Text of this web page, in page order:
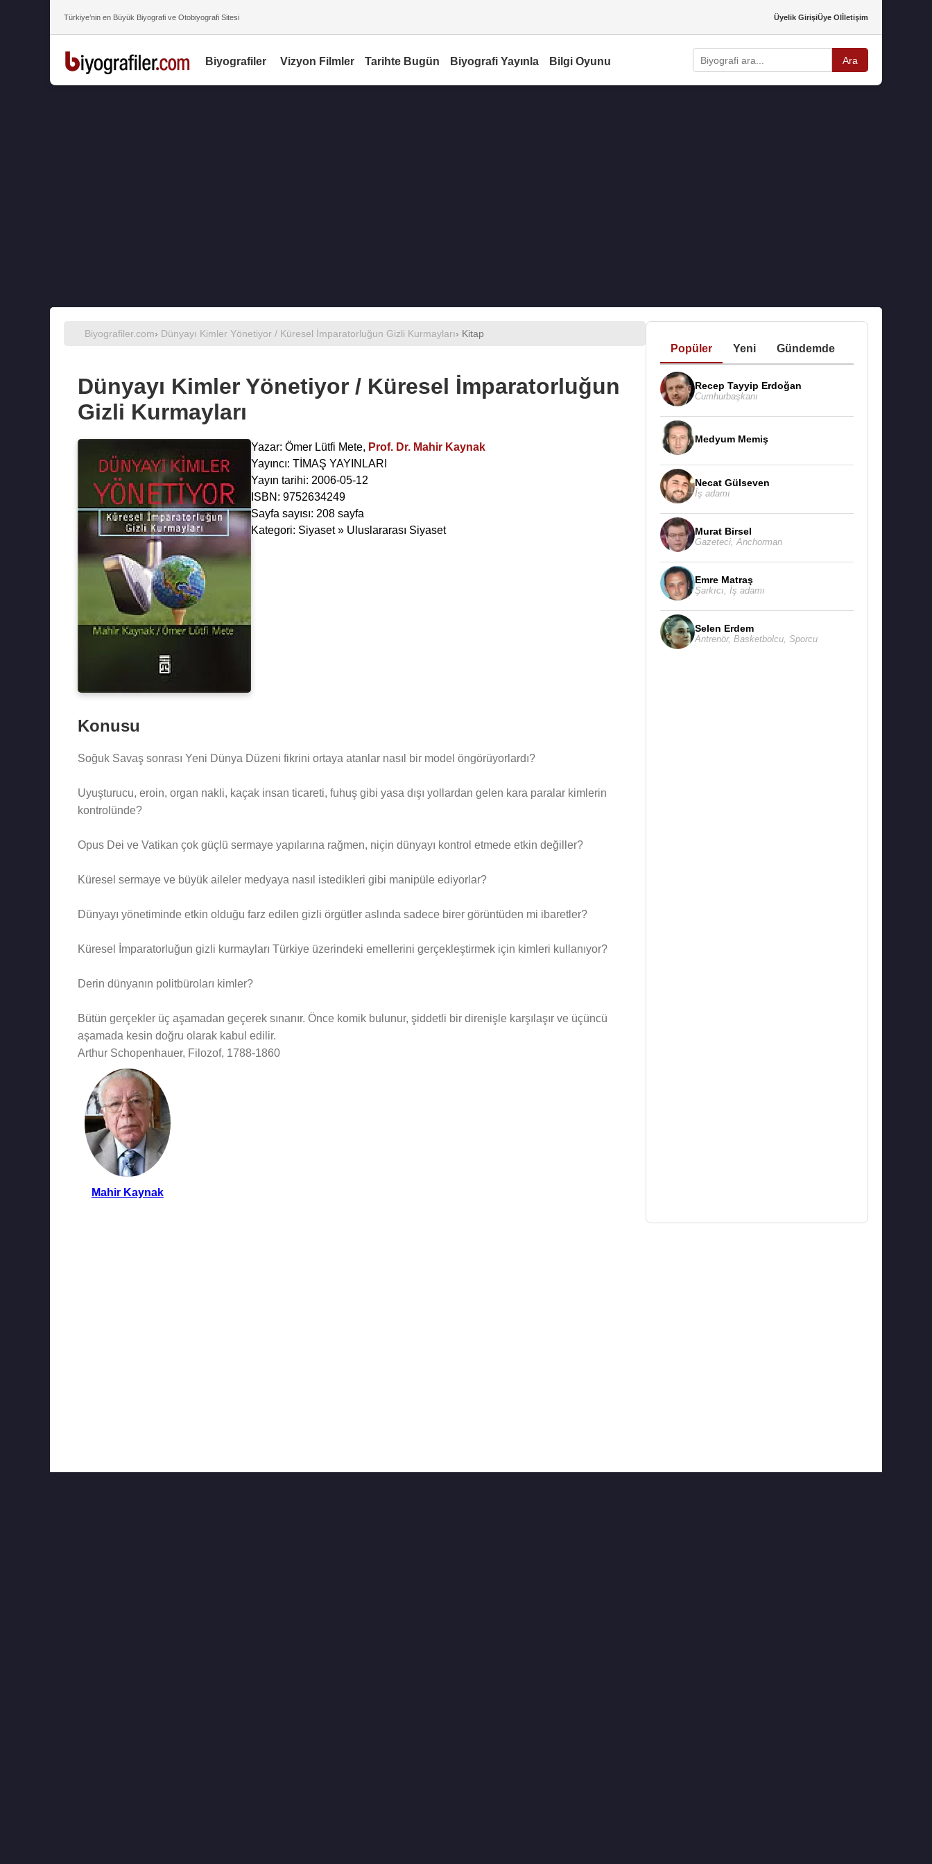
Türkiye’nin en Büyük Biyografi ve Otobiyografi Sitesi Üyelik GirişiÜye Olİletişim
Biyografiler Vizyon Filmler Tarihte Bugün Biyografi Yayınla Bilgi Oyunu Ara
Biyografiler.com› Dünyayı Kimler Yönetiyor / Küresel İmparatorluğun Gizli Kurmayları› Kitap
Dünyayı Kimler Yönetiyor / Küresel İmparatorluğun
Gizli Kurmayları
Yazar: Ömer Lütfi Mete, Prof. Dr. Mahir Kaynak
Yayıncı: TİMAŞ YAYINLARI
Yayın tarihi: 2006-05-12
ISBN: 9752634249
Sayfa sayısı: 208 sayfa
Kategori: Siyaset » Uluslararası Siyaset
Konusu
Soğuk Savaş sonrası Yeni Dünya Düzeni fikrini ortaya atanlar nasıl bir model öngörüyorlardı?
Uyuşturucu, eroin, organ nakli, kaçak insan ticareti, fuhuş gibi yasa dışı yollardan gelen kara paralar kimlerin
kontrolünde?
Opus Dei ve Vatikan çok güçlü sermaye yapılarına rağmen, niçin dünyayı kontrol etmede etkin değiller?
Küresel sermaye ve büyük aileler medyaya nasıl istedikleri gibi manipüle ediyorlar?
Dünyayı yönetiminde etkin olduğu farz edilen gizli örgütler aslında sadece birer görüntüden mi ibaretler?
Küresel İmparatorluğun gizli kurmayları Türkiye üzerindeki emellerini gerçekleştirmek için kimleri kullanıyor?
Derin dünyanın politbüroları kimler?
Bütün gerçekler üç aşamadan geçerek sınanır. Önce komik bulunur, şiddetli bir direnişle karşılaşır ve üçüncü
aşamada kesin doğru olarak kabul edilir.
Arthur Schopenhauer, Filozof, 1788-1860
Mahir Kaynak
Popüler Yeni Gündemde
Recep Tayyip Erdoğan
Cumhurbaşkanı
Medyum Memiş
Necat Gülseven
İş adamı
Murat Birsel
Gazeteci, Anchorman
Emre Matraş
Şarkıcı İş adamı
Selen Erdem
Antrenör, Basketbolcu, Sporcu